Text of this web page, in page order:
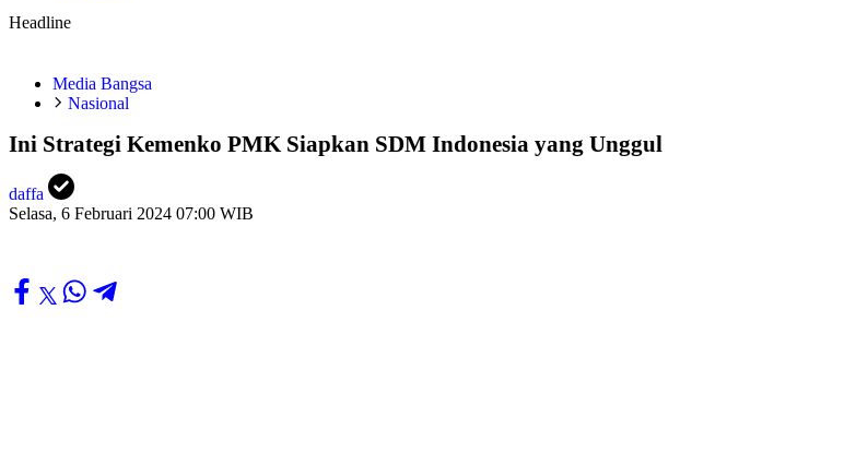
Headline
Media Bangsa
Nasional
Ini Strategi Kemenko PMK Siapkan SDM Indonesia yang Unggul
daffa
Selasa, 6 Februari 2024 07:00 WIB